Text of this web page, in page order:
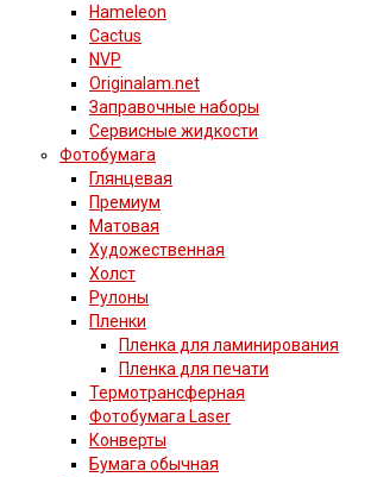
Hameleon
Cactus
NVP
Originalam.net
Заправочные наборы
Сервисные жидкости
Фотобумага
Глянцевая
Премиум
Матовая
Художественная
Холст
Рулоны
Пленки
Пленка для ламинирования
Пленка для печати
Термотрансферная
Фотобумага Laser
Конверты
Бумага обычная